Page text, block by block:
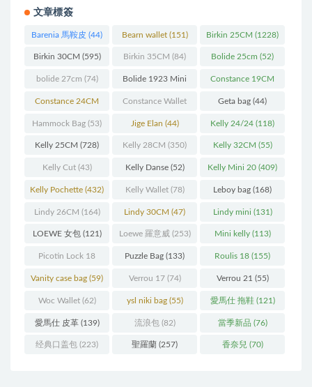
文章標簽
Barenia 馬鞍皮 (44) Bearn wallet(151) Birkin 25CM (1228)
Birkin 30CM (595) Birkin 35CM (84) Bolide 25cm (52)
bolide 27cm (74) Bolide 1923 Mini
(93)
Constance 19CM
(571)
Constance 24CM
(216)
Constance Wallet
(60)
Geta bag (44)
Hammock Bag (53) Jige Elan (44) Kelly 24/24 (118)
Kelly 25CM (728) Kelly 28CM (350) Kelly 32CM (55)
Kelly Cut(43) Kelly Danse(52) Kelly Mini 20 (409)
Kelly Pochette (432) Kelly Wallet(78) Leboy bag (168)
Lindy 26CM (164) Lindy 30CM (47) Lindy mini (131)
LOEWE 女包(121) Loewe 羅意威(253) Mini kelly(113)
Picotin Lock 18
(202)
Puzzle Bag (133) Roulis 18 (155)
Vanity case bag (59) Verrou 17(74) Verrou 21 (55)
Woc Wallet(62) ysl niki bag(55) 愛馬仕 拖鞋(121)
愛馬仕 皮革(139) 流浪包(82) 當季新品 (76)
经典口盖包 (223) 聖羅蘭 (257) 香奈兒 (70)